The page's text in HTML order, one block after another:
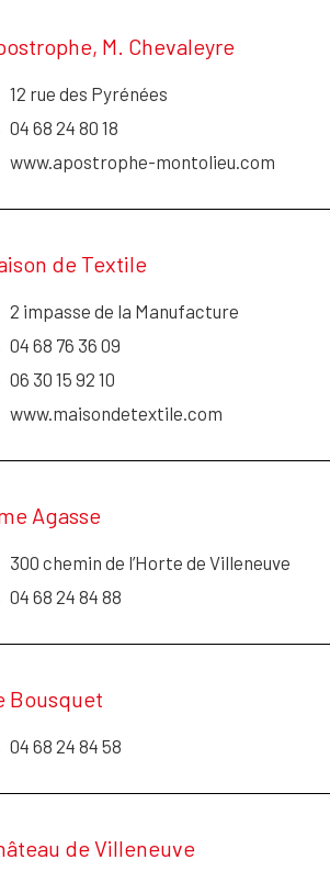
M. Chevaleyre
12 rue des Pyrénées
04 68 24 80 18
www.apostrophe-montolieu.com
de Textile
2 impasse de la Manufacture
04 68 76 36 09
06 30 15 92 10
www.maisondetextile.com
Agasse
300 chemin de l’Horte de Villeneuve
04 68 24 84 88
Bousquet
04 68 24 84 58
de Villeneuve